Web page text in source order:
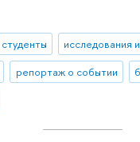
студенты
исследования
репортаж о событии